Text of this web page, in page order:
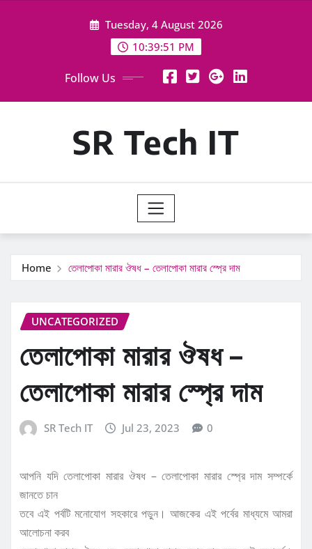
Tuesday, 4 August 2026
10:39:52 PM
Follow Us
SR Tech IT
Home তেলাপোকা মারার ঔষধ – তেলাপোকা মারার স্প্রে দাম
UNCATEGORIZED
তেলাপোকা মারার ঔষধ –
তেলাপোকা মারার স্প্রে দাম
SR Tech IT Jul 23, 2023 0
আপনি যদি তেলাপোকা মারার ঔষধ – তেলাপোকা মারার স্প্রে দাম সম্পর্কে
জানতে চান
তবে এই পর্বটি মনোযোগ সহকারে পড়ুন। আজকের এই পর্বের মাধ্যমে আমরা
আলোচনা করব